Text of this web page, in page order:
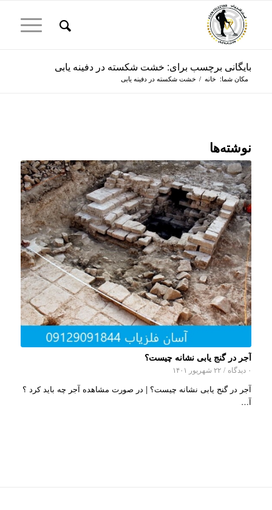
بایگانی برچسب برای: خشت شکسته در دفینه یابی
مکان شما: خانه / خشت شکسته در دفینه یابی
نوشته‌ها
آجر در گنج یابی نشانه چیست؟
۰ دیدگاه / ۲۲ شهریور ۱۴۰۱
آجر در گنج یابی نشانه چیست؟ | در صورت مشاهده آجر چه باید کرد ؟
آ…